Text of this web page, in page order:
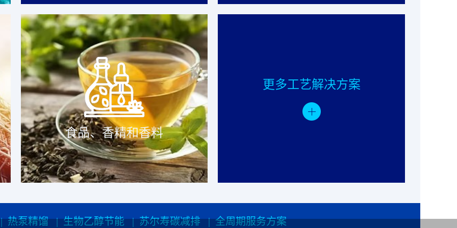
食品、香精和香料
更多工艺解决方案
| 热泵精馏 | 生物乙醇节能 | 苏尔寿碳减排 | 全周期服务方案